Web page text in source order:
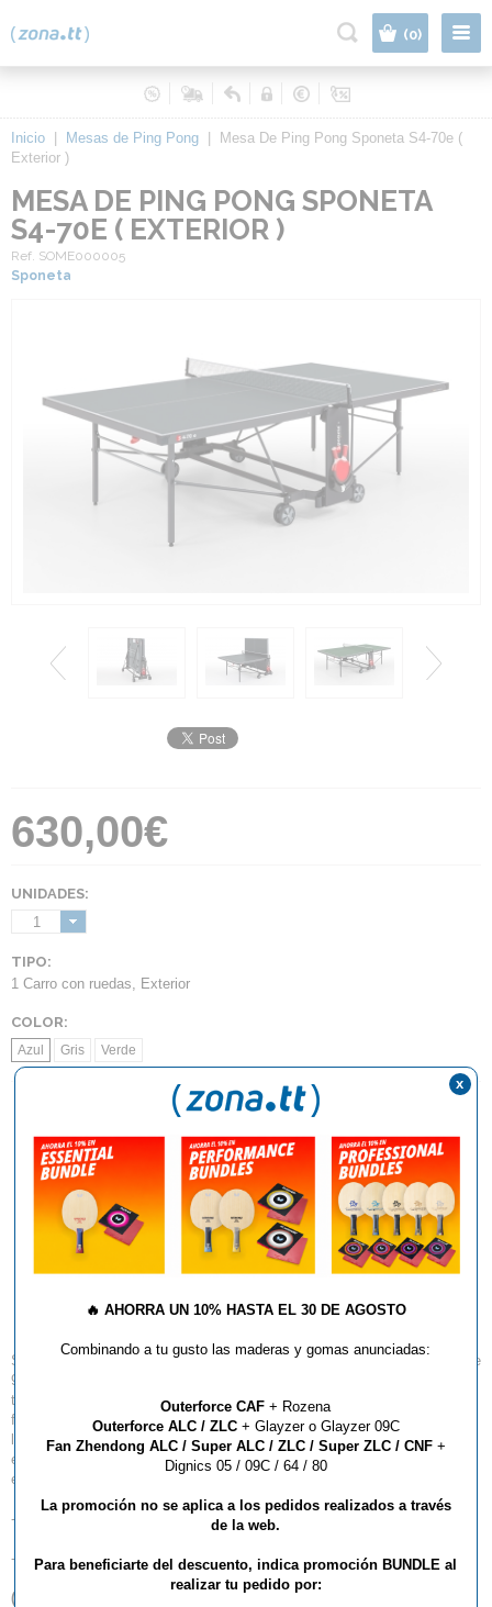
(0)
Inicio Mesas de Ping Pong
Mesa De Ping Pong Sponeta S4-70e (
Exterior )
MESA DE PING PONG SPONETA
S4-70E ( EXTERIOR )
Ref. SOME000005
Sponeta
630,00€
UNIDADES:
1
TIPO:
1 Carro con ruedas
Exterior
COLOR:
Azul Gris Verde
Mesa De Ping Pong
Sponeta S4-70e (
Exterior )
Sponeta es el mayor fabricante de mesas en Europa, presente en mas de
90 países y con fábrica exclusiva en Thuringia ( Alemania ). Marcas de
todo el mundo y muy reconocidas confían en esta marca para la
fabricación de sus mesas. Certificación DIN EN ISO 9001:2008, tests de
laboratorio propios y el uso de tecnología 3D hacen de este fabricante la
elección perfecta para cualquier tipo de mesas de competición, interior,
exterior y hobby. Sponeta: Pura tecnología Alemana a precio increíble!
- Tablero de resina de melamina 5 mm
- Superficie superior resistente a la humedad
(
) Este artículo no admite descuento lineal por volumen de
🔥 AHORRA UN 10% HASTA EL 30 DE AGOSTO
Combinando a tu gusto las maderas y gomas anunciadas:
Outerforce CAF + Rozena
Outerforce ALC / ZLC+ Glayzer o Glayzer 09C
Fan Zhendong ALC / Super ALC / ZLC / Super ZLC / CNF+
Dignics 05 / 09C / 64 / 80
La promoción no se aplica a los pedidos realizados a través
de la web.
Para beneficiarte del descuento, indica promoción BUNDLE al
realizar tu pedido por:
x